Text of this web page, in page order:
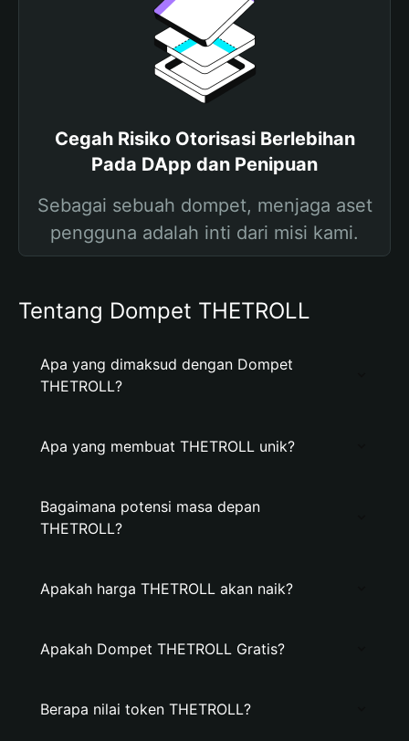
Cegah Risiko Otorisasi Berlebihan
Pada DApp dan Penipuan
Sebagai sebuah dompet, menjaga aset
pengguna adalah inti dari misi kami.
Tentang Dompet THETROLL
Apa yang dimaksud dengan Dompet
THETROLL?
Apa yang membuat THETROLL unik?
Bagaimana potensi masa depan
THETROLL?
Apakah harga THETROLL akan naik?
Apakah Dompet THETROLL Gratis?
Berapa nilai token THETROLL?